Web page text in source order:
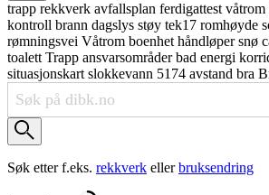
trapp rekkverk avfallsplan ferdigattest våtrom
kontroll brann dagslys støy tek17 romhøyde
rømningsvei Våtrom boenhet håndløpersnø
toalett Trapp ansvarsområderbad energi
situasjonskart slokkevann 5174 avstand bra
Søk etter f.eks. rekkverk ellerbruksendring